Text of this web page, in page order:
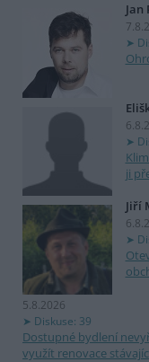
Jan
ji
Jiří
5.8.2026
Diskuse: 39
Dostupné bydlení
využít renovace